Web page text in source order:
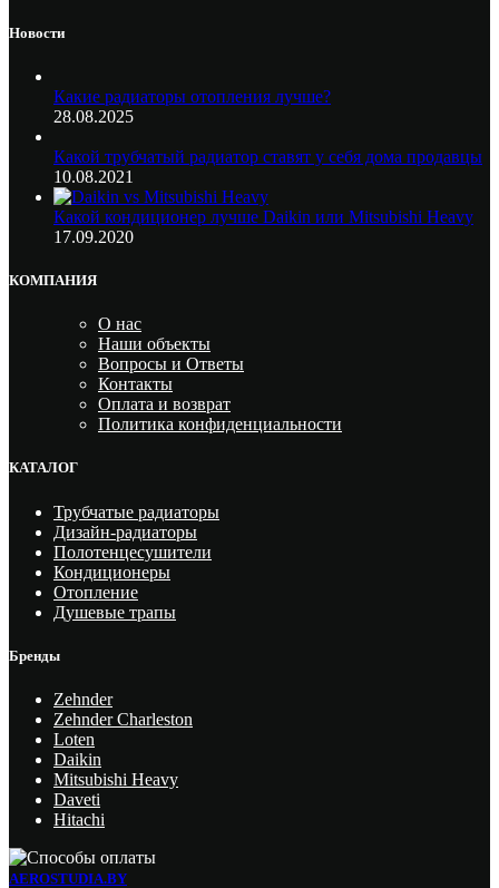
Новости
Какие радиаторы отопления лучше?
28.08.2025
Какой трубчатый радиатор ставят у себя дома продавцы
10.08.2021
Какой кондиционер лучше Daikin или Mitsubishi Heavy
17.09.2020
КОМПАНИЯ
О нас
Наши объекты
Вопросы и Ответы
Контакты
Оплата и возврат
Политика конфиденциальности
КАТАЛОГ
Трубчатые радиаторы
Дизайн-радиаторы
Полотенцесушители
Кондиционеры
Отопление
Душевые трапы
Бренды
Zehnder
Zehnder Charleston
Loten
Daikin
Mitsubishi Heavy
Daveti
Hitachi
AEROSTUDIA.BY